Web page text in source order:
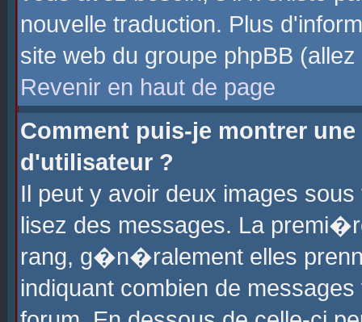
nouvelle traduction. Plus
site web du groupe phpBB
Revenir en haut de page
Comment puis-je montrer
d'utilisateur ?
Il peut y avoir deux images
lisez des messages. La
rang, g�n�ralement elles
indiquant combien de